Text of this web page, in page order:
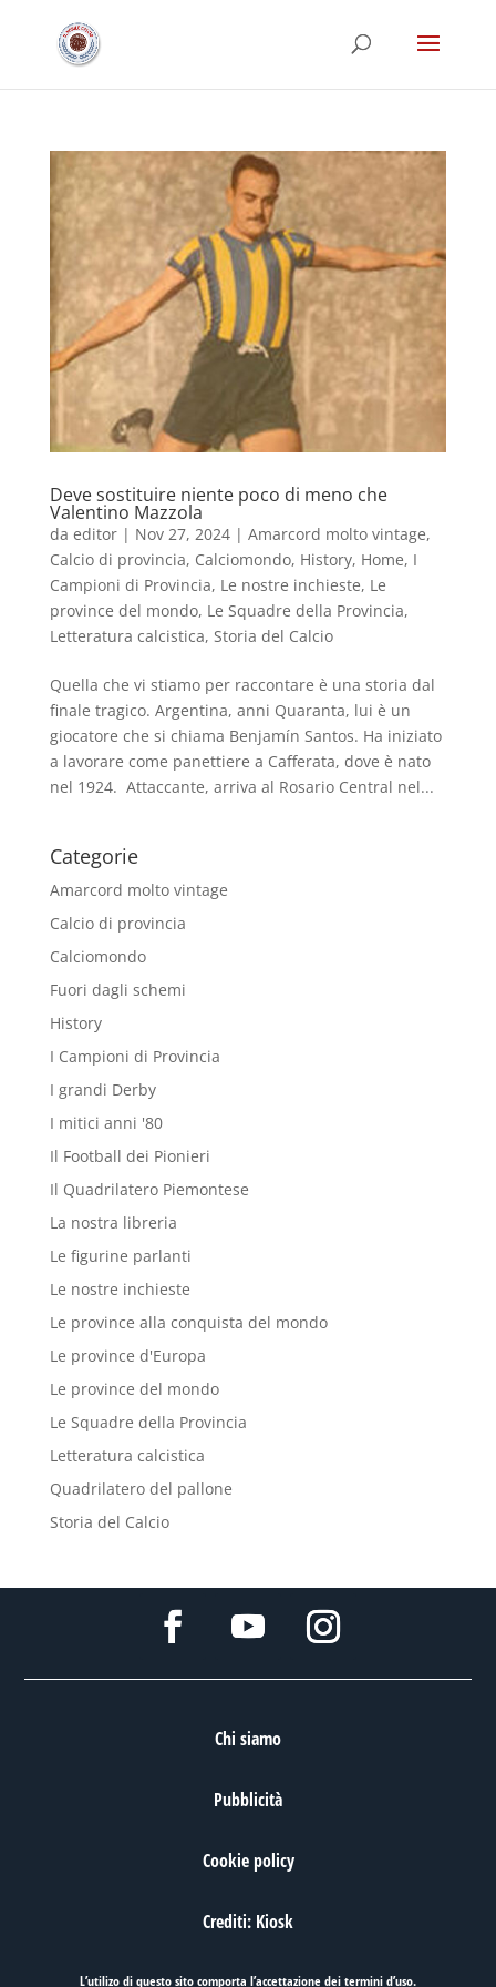
Deve sostituire niente poco di meno che
Valentino Mazzola
da editor| Nov 27, 2024| Amarcord molto vintage,
Calcio di provincia, Calciomondo, History, Home, I
Campioni di Provincia, Le nostre inchieste, Le
province del mondo, Le Squadre della Provincia,
Letteratura calcistica, Storia del Calcio
Quella che vi stiamo per raccontare è una storia dal
finale tragico. Argentina, anni Quaranta, lui è un
giocatore che si chiama Benjamín Santos. Ha iniziato
a lavorare come panettiere a Cafferata, dove è nato
nel 1924. Attaccante, arriva al Rosario Central nel...
Categorie
Amarcord molto vintage
Calcio di provincia
Calciomondo
Fuori dagli schemi
History
I Campioni di Provincia
I grandi Derby
I mitici anni '80
Il Football dei Pionieri
Il Quadrilatero Piemontese
La nostra libreria
Le figurine parlanti
Le nostre inchieste
Le province alla conquista del mondo
Le province d'Europa
Le province del mondo
Le Squadre della Provincia
Letteratura calcistica
Quadrilatero del pallone
Storia del Calcio
Chi siamo
Pubblicità
Cookie policy
Crediti: Kiosk
L’utilizo di questo sito comporta l’accettazione deitermini d’uso.